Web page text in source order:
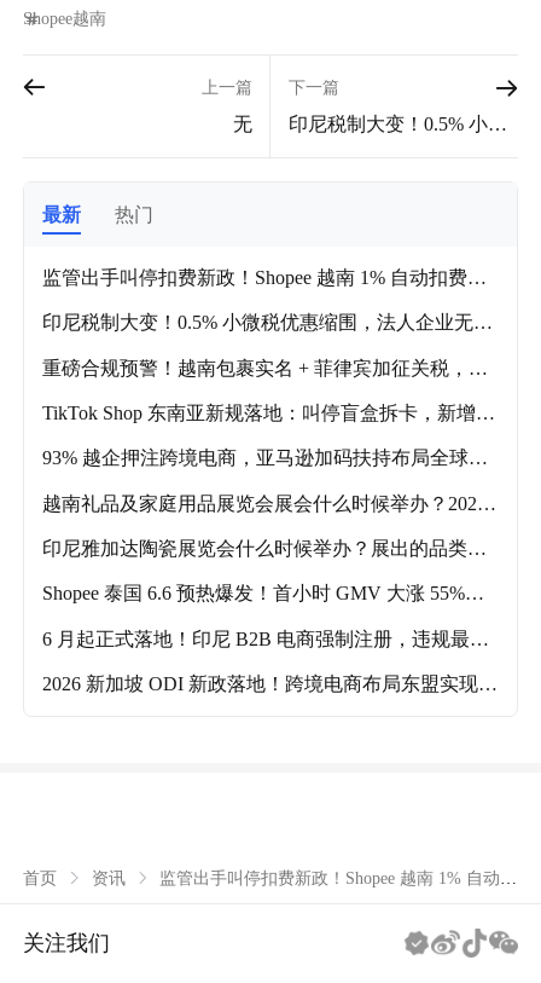
Shopee越南
上一篇
无
下一篇
印尼税制大变！0.5% 小微
最新
热门
监管出手叫停扣费新政！Shopee 越南 1% 自动扣费计
印尼税制大变！0.5% 小微税优惠缩围，法人企业无缘
重磅合规预警！越南包裹实名 + 菲律宾加征关税，东
TikTok Shop 东南亚新规落地：叫停盲盒拆卡，新增直
93% 越企押注跨境电商，亚马逊加码扶持布局全球市
越南礼品及家庭用品展览会展会什么时候举办？2026
类介绍！
印尼雅加达陶瓷展览会什么时候举办？展出的品类有
Shopee 泰国 6.6 预热爆发！首小时 GMV 大涨 55%，
6 月起正式落地！印尼 B2B 电商强制注册，违规最高
2026 新加坡 ODI 新政落地！跨境电商布局东盟实现一
首页 资讯
监管出手叫停扣费新政！Shopee 越南 1% 自动扣
关注我们